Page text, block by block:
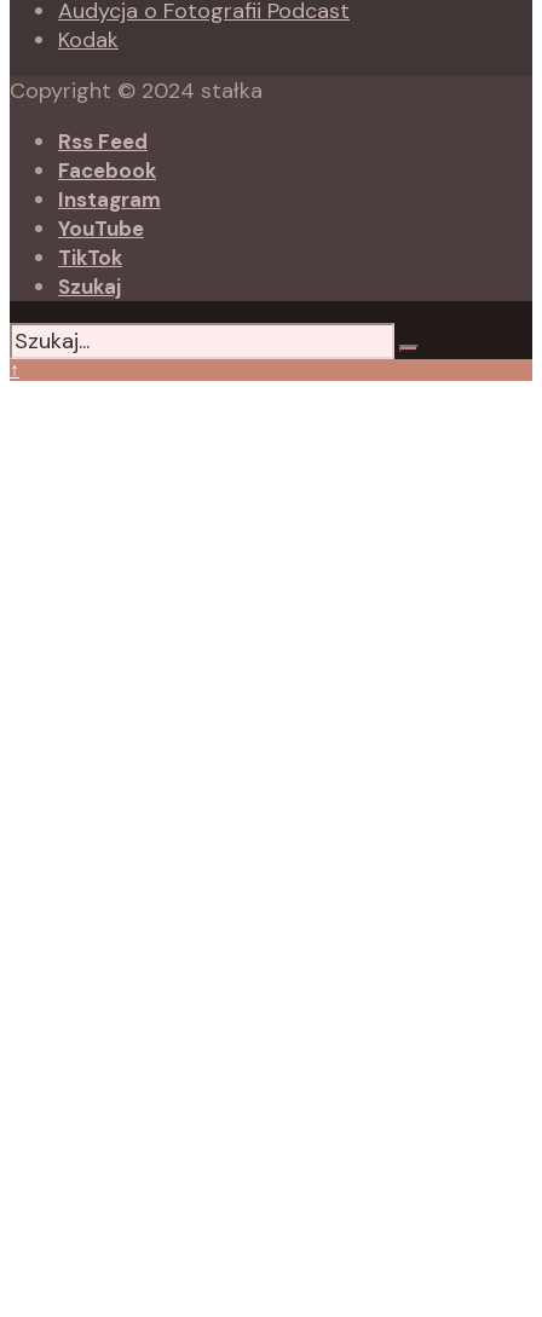
Audycja o Fotografii Podcast
Kodak
Copyright © 2024 stałka
Rss Feed
Facebook
Instagram
YouTube
TikTok
Szukaj
↑